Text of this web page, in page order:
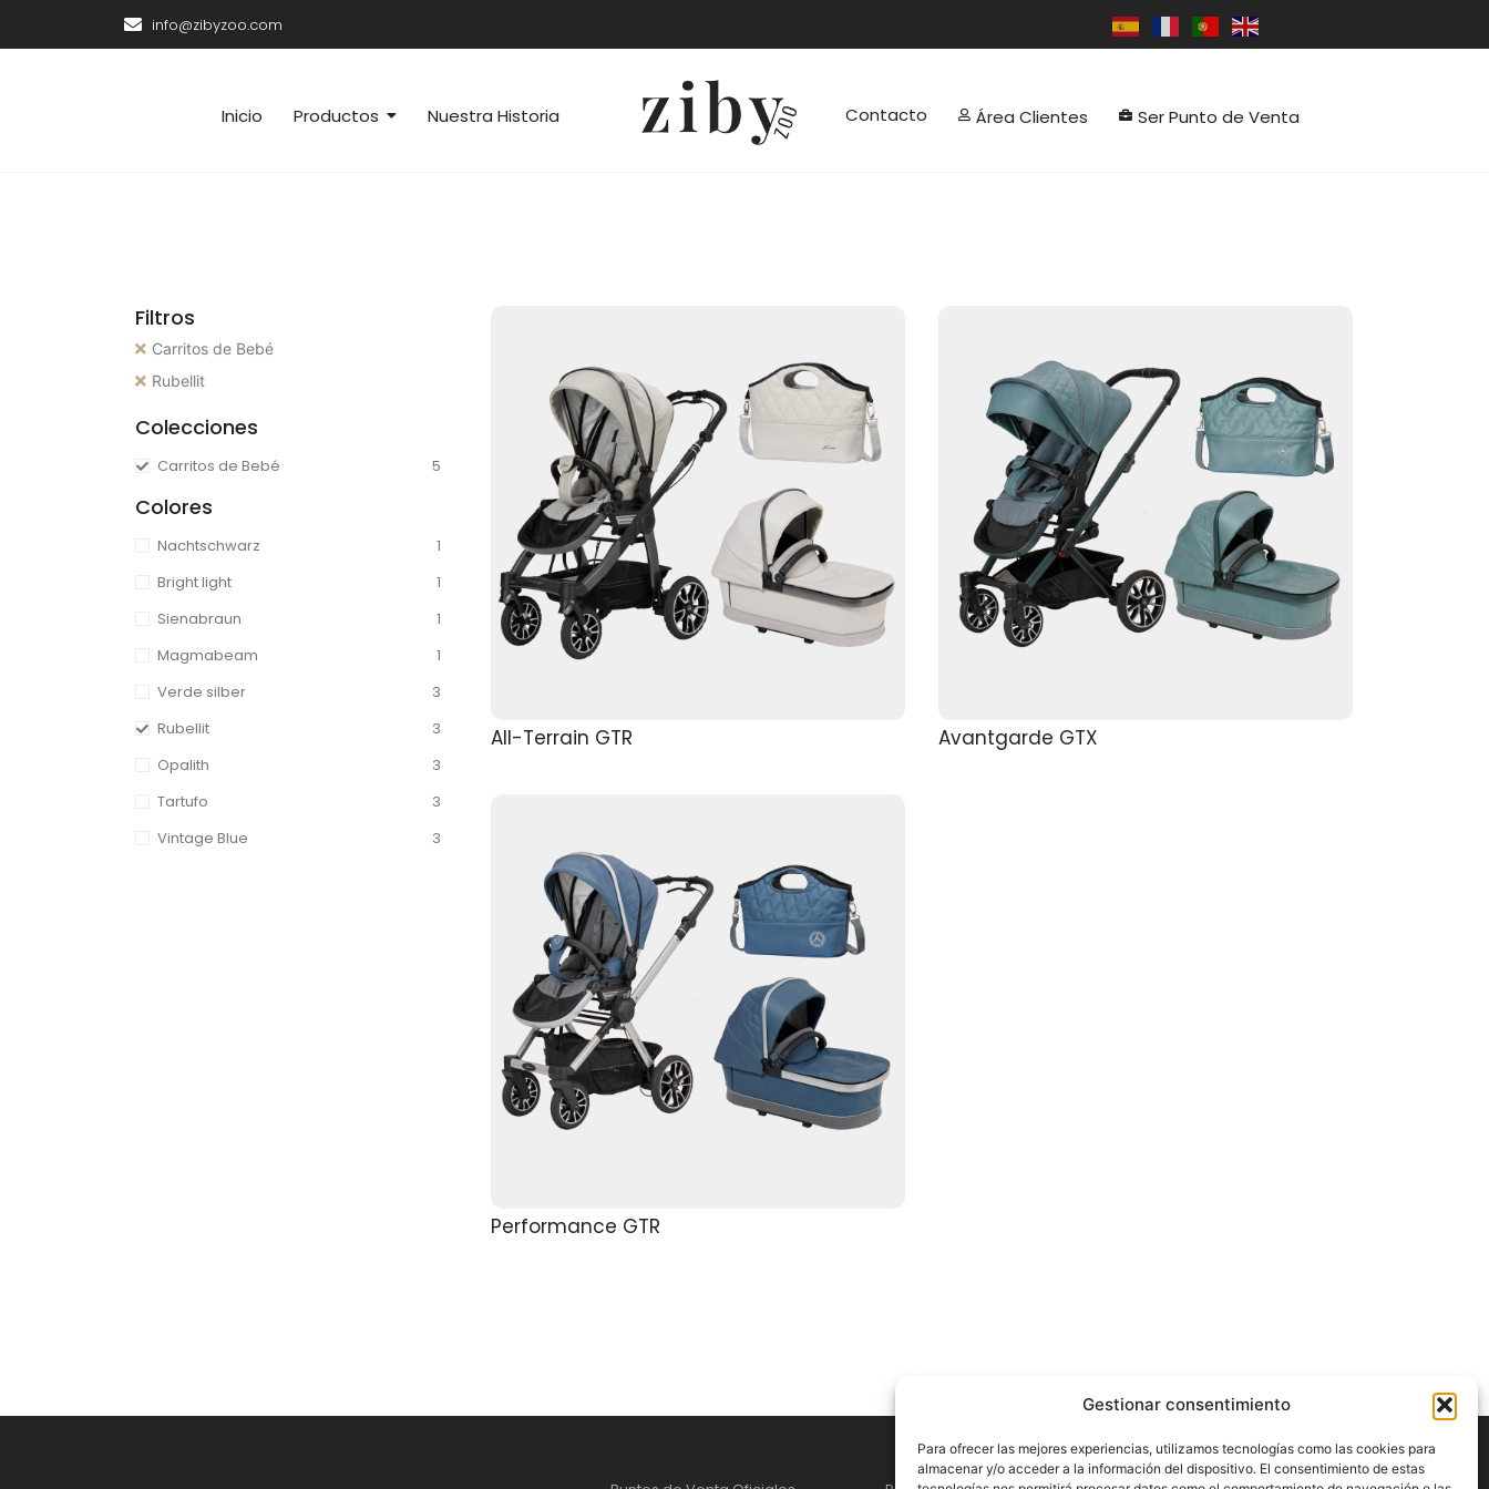
Gestionar consentimiento
Para ofrecer las mejores experiencias, utilizamos tecnologías como las cookies para
almacenar y/o acceder a la información del dispositivo. El consentimiento de estas
info@zibyzoo.com
Inicio Productos Nuestra Historia Contacto Área Clientes Ser Punto de Venta
Filtros
Carritos de Bebé
Rubellit
Colecciones
Carritos de Bebé 5
Colores
Nachtschwarz
1
Bright light
1
Sienabraun
1
Magmabeam
1
Verde silber
3
Rubellit
3
Opalith
3
Tartufo
3
Vintage Blue
3
All-Terrain GTR Avantgarde GTX
Performance GTR